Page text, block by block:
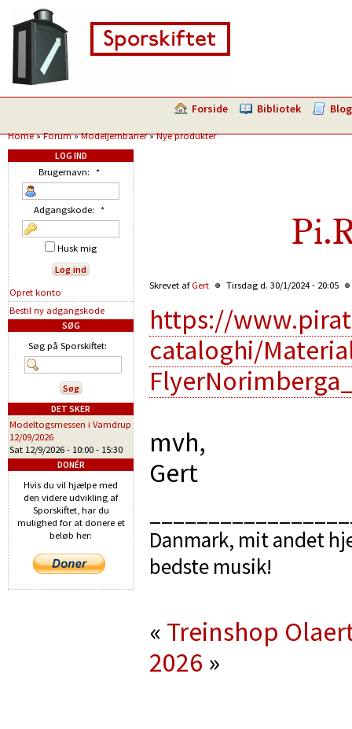
Forside Bibliotek Blog
Home»Forum»Modeljernbaner»Nye produkter
Skrevet af Gert Tirsdag d. 30/1/2024 - 20:05
https://
cataloghi/
mvh,
Gert
Danmark, mit andet
bedste musik!
« Treinshop
2026 »
LOG IND
Brugernavn: *
Adgangskode: *
Husk mig
Opret konto
Bestil ny adgangskode
SØG
Søg på Sporskiftet:
DET SKER
Modeltogsmessen i Vamdrup
12/09/2026
Sat 12/9/2026 - 10:00 - 15:30
DONÉR
Hvis du vil hjælpe med
den videre udvikling af
Sporskiftet, har du
mulighed for at donere et
beløb her: